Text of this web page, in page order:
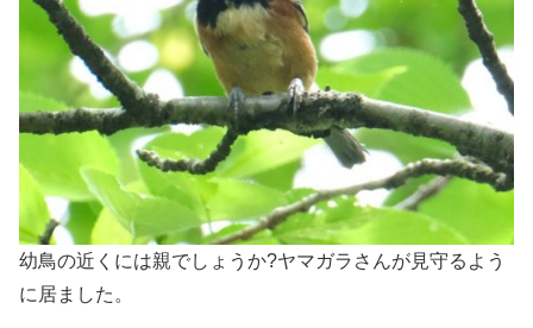
幼鳥の近くには親でしょうか?ヤマガラさんが見守るよう
に居ました。